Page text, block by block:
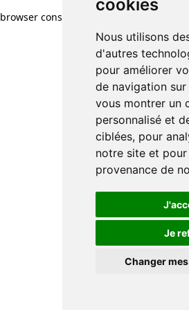
cookies
Nous utilisons
d'autres
pour améliorer
de navigation
vous montrer un
personnalisé et
ciblées, pour
notre site et
provenance de
Je
Changer
browser console for more information)